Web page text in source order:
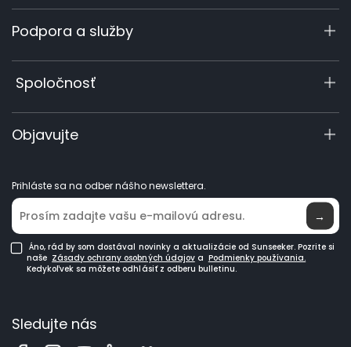
X7 / X7 Plus Gen 2
X5 Gen 2
X3 Gen 2
60 V – profesionálny rad
Príslušenstvo
Podpora a služby
Centrum podpory
Registrácia záruky
Dopyt k produktu
Návody a videá
Spoločnosť
O nás
Elite Lab
Kde kúpiť
Objavujte
Prihláste sa na odber nášho newslettera.
→
Áno, rád by som dostával novinky a aktualizácie od Sunseeker. Pozrite si
naše Zásady ochrany osobných údajova Podmienky používania.
Kedykoľvek sa môžete odhlásiť z odberu bulletinu.
Sledujte nás